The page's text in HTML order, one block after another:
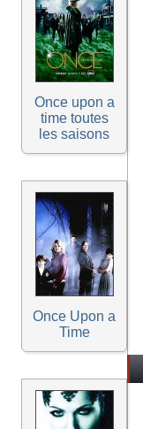
Once upon a
time toutes
les saisons
Once Upon a
Time